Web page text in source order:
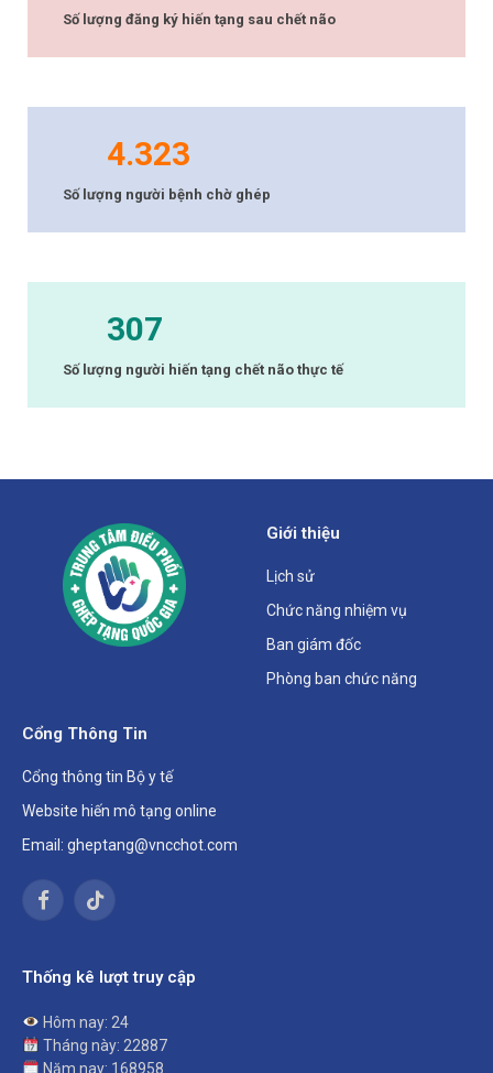
Số lượng đăng ký hiến tạng sau chết não
4.323
Số lượng người bệnh chờ ghép
307
Số lượng người hiến tạng chết não thực tế
Giới thiệu
Lịch sử
Chức năng nhiệm vụ
Ban giám đốc
Phòng ban chức năng
Cổng Thông Tin
Cổng thông tin Bộ y tế
Website hiến mô tạng online
Email: gheptang@vncchot.com
FacebookTikTok
Thống kê lượt truy cập
Hôm nay: 24
Tháng này: 22887
Năm nay: 168958